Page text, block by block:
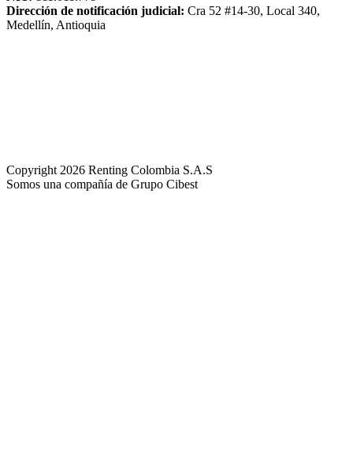
Dirección de notificación judicial: Cra 52 #14-30, Local 340,
Medellín, Antioquia
Copyright 2026 Renting Colombia S.A.S
Somos una compañía de Grupo Cibest